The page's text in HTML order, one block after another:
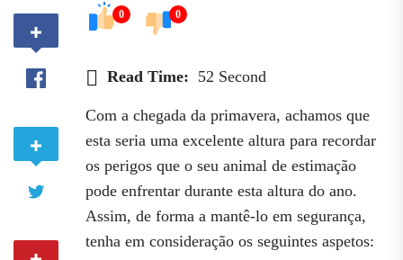
0 0
Read Time: 52 Second
Com a chegada da primavera, achamos que
esta seria uma excelente altura para recordar
os perigos que o seu animal de estimação
pode enfrentar durante esta altura do ano.
Assim, de forma a mantê-lo em segurança,
tenha em consideração os seguintes aspetos: